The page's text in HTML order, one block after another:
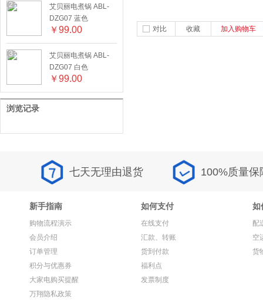
2
艾贝丽电煮锅 ABL-
DZG07 蓝色
￥99.00
3
艾贝丽电煮锅 ABL-
DZG07 白色
￥99.00
浏览记录
对比 收藏 加入购物车
七天无理由退货 100%质量保
新手指南
购物流程演示
会员介绍
订单管理
积分与优惠券
大家电购买提醒
万翔隐私政策
如何支付
在线支付
汇款、转账
货到付款
福利点
发票制度
如
配
空
货